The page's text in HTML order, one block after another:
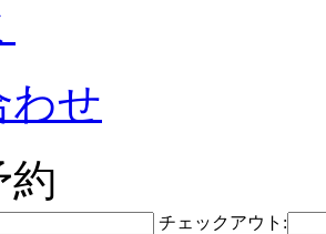
わせ
約
チェックアウト: